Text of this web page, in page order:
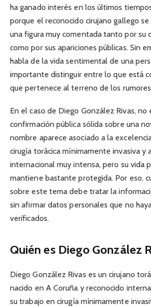
ha ganado interés en los últimos
porque el reconocido cirujano gallego
una figura muy comentada tanto por su
como por sus apariciones públicas. Sin
habla de la vida sentimental de una
importante distinguir entre lo que está
que pertenece al terreno de los
En el caso de Diego González Rivas, no
confirmación pública sólida sobre una
nombre aparece asociado a la
cirugía torácica mínimamente invasiva y
internacional muy intensa, pero su vida
mantiene bastante protegida. Por eso,
sobre este tema debe tratar la
sin afirmar datos personales que no
verificados.
Quién es Diego González
Diego González Rivas es un cirujano
nacido en A Coruña y reconocido
su trabajo en cirugía mínimamente